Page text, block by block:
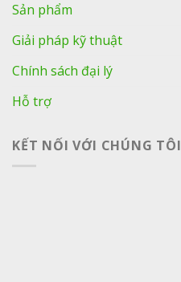
Sản phẩm
Giải pháp kỹ thuật
Chính sách đại lý
Hỗ trợ
KẾT NỐI VỚI CHÚNG TÔI